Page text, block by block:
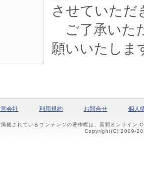
させていただ
ご了承いた
願いいたしま
会社 利用規約 お問合せ 個人
載されているコンテンツの著作権は、新聞オンライン
Copyright(C) 2009-